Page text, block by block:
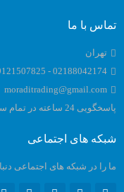
تماس با ما
تهران
02188042174 - 09121507825
moraditrading@gmail.com
پاسخگویی 24 ساعته در تمام ساعات روز
شبکه های اجتماعی
ما را در شبکه های اجتماعی